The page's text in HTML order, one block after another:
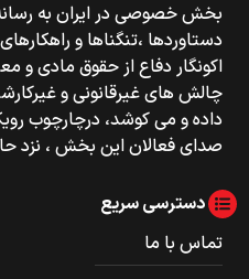
بخش خصوصی‌‌ در ایران به
دستاوردها ،تنگناها و
اکونگار دفاع از حقوق مادی
چالش های غیرقانونی و
داده و می کوشد، درچارچوب
صدای فعالان این بخش ، نزد
دسترسی سریع
تماس با ما